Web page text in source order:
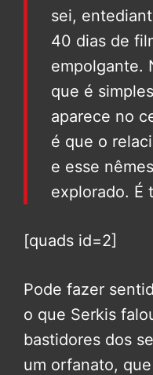
sei,
40 dias de
empolgante.
que é
aparece no
é que o
e esse
explorado. É
[quads id=2]
Pode fazer
o que Serkis
bastidores dos
um orfanato,